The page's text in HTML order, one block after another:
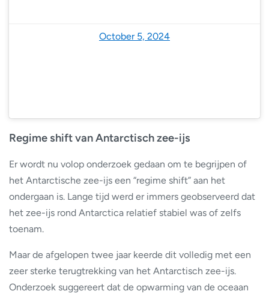
October 5, 2024
Regime shift van Antarctisch zee-ijs
Er wordt nu volop onderzoek gedaan om te begrijpen of
het Antarctische zee-ijs een “regime shift” aan het
ondergaan is. Lange tijd werd er immers geobserveerd dat
het zee-ijs rond Antarctica relatief stabiel was of zelfs
toenam.
Maar de afgelopen twee jaar keerde dit volledig met een
zeer sterke terugtrekking van het Antarctisch zee-ijs.
Onderzoek suggereert dat de opwarming van de oceaan